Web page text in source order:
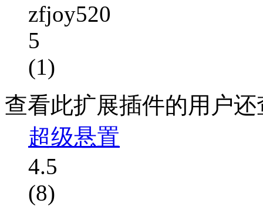
zfjoy520
5
(1)
查看此扩展插件的用户
超级悬置
4.5
(8)